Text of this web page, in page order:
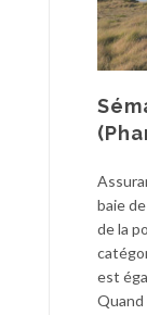
baie
de la
est
Quand